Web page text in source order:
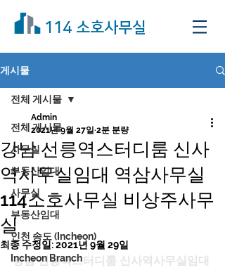
114 소호사무실
게시물
전체 게시물
사무실
부동산임대
사무실
부동산임대
인천 송도 (Incheon)
Incheon Branch
전체 게시물
강남 선릉역스터디룸 신사
역사무실임대 역삼사무실
114소호사무실 비상주사무
실
Admin
2021년 9월 27일 2분 분량
최종 수정일:2021년 9월 29일
강남 선릉역스터디룸 신사역사무실임대